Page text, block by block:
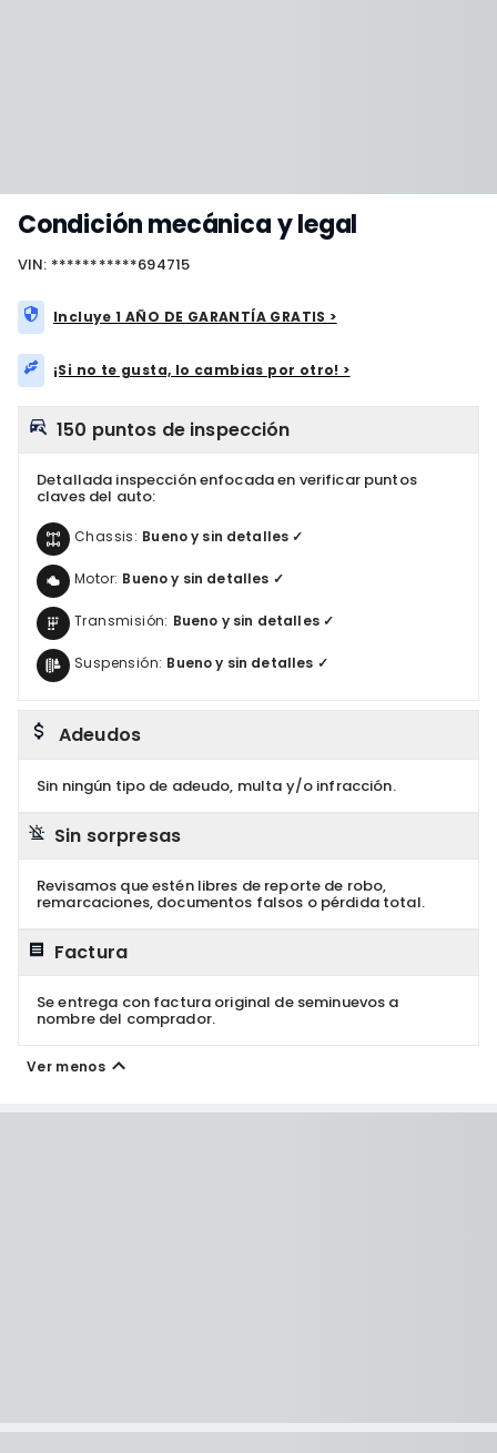
Condición mecánica y legal
VIN: ***********694715
Incluye 1 AÑO DE GARANTÍA GRATIS >
¡Si no te gusta, lo cambias por otro! >
150 puntos de inspección
Detallada inspección enfocada en verificar puntos
claves del auto:
Chassis: Bueno y sin detalles ✓
Motor: Bueno y sin detalles ✓
Transmisión: Bueno y sin detalles ✓
Suspensión: Bueno y sin detalles ✓
Adeudos
Sin ningún tipo de adeudo, multa y/o infracción.
Sin sorpresas
Revisamos que estén libres de reporte de robo,
remarcaciones, documentos falsos o pérdida total.
Factura
Se entrega con factura original de seminuevos a
nombre del comprador.
Ver menos